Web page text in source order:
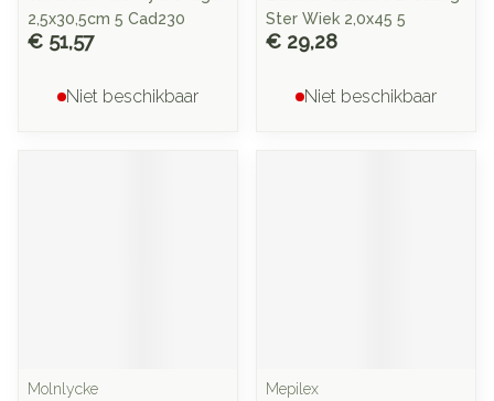
2,5x30,5cm 5 Cad230
€ 51,57
Niet beschikbaar
Ster Wiek 2,0x45 5
€ 29,28
Niet beschikbaar
Molnlycke
Mepilex